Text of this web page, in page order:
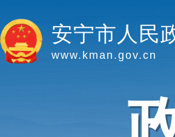
安宁市人民
www.kman.gov.cn